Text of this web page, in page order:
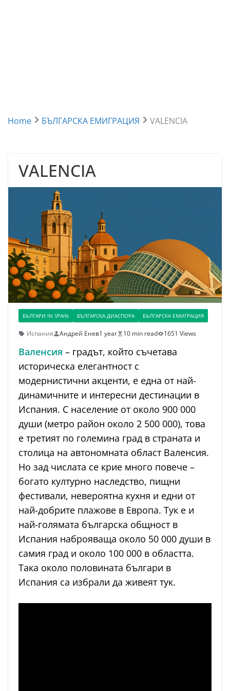
Home БЪЛГАРСКА ЕМИГРАЦИЯ VALENCIA
VALENCIA
БЪЛГАРИ IN SPAIN БЪЛГАРСКА ДИАСПОРА БЪЛГАРСКА ЕМИГРАЦИЯ
Испания Андрей Енев1 year 10 min read 1651 Views
Валенсия – градът, който съчетава
историческа елегантност с
модернистични акценти, е една от най-
динамичните и интересни дестинации в
Испания. С население от около 900 000
души (метро район около 2 500 000), това
е третият по големина град в страната и
столица на автономната област Валенсия.
Но зад числата се крие много повече –
богато културно наследство, пищни
фестивали, невероятна кухня и едни от
най-добрите плажове в Европа. Тук е и
най-голямата българска общност в
Испания наброяваща около 50 000 души в
самия град и около 100 000 в областта.
Така около половината българи в
Испания са избрали да живеят тук.